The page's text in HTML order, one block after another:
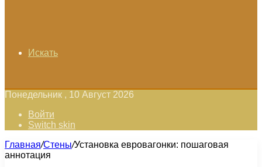
Искать
Понедельник , 10 Август 2026
Войти
Switch skin
Главная/Стены/Установка евровагонки: пошаговая
аннотация